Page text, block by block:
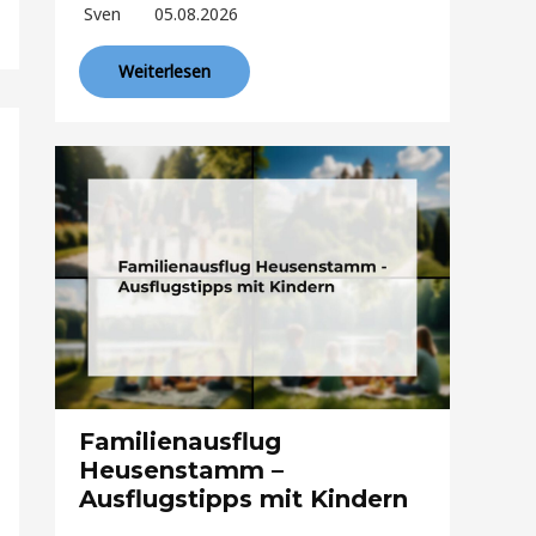
Sven 05.08.2026
Weiterlesen
Familienausflug
Heusenstamm –
Ausflugstipps mit Kindern